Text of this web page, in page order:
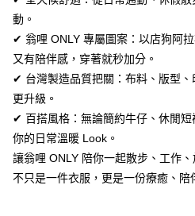
相關說明
【關於「AFTEE先享後付」】
AFTEE先享後付是「在收到商品之後才
便利好安心！
１．簡單：不需註冊會員、不需綁卡、不
２．便利：只要手機號碼，簡訊認證，即
３．安心：先確認商品／服務後，再付款。
【「AFTEE先享後付」結帳流程】
１．於結帳方式選擇「AFTEE先享後付」
結帳頁面，進行簡訊認證並確認金額後，
２．訂單成立數日內，您將收到繳費通知
３．收到繳費通知簡訊後14天內，點擊此
ATM付款
運送方式
全家取貨付款
每筆NT$60，滿NT$1,380(含以上)
付款後全家取貨
每筆NT$60，滿NT$1,380(含以上)
動。
✔ 翁哩 ONLY 專屬圖案：以店狗阿
又有陪伴感，穿著就秒加分。
✔ 台灣製造品質把關：布料、版型
更升級。
✔ 百搭風格：無論簡約牛仔、休閒
你的日常溫暖 Look。
讓翁哩 ONLY 陪你一起散步、工作
不只是一件衣服，更是一份療癒、陪